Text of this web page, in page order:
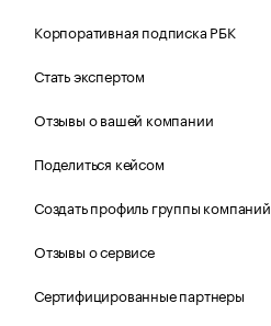
Корпоративная подписка РБК
Стать экспертом
Отзывы о вашей компании
Поделиться кейсом
Создать профиль группы компаний
Отзывы о сервисе
Сертифицированные партнеры